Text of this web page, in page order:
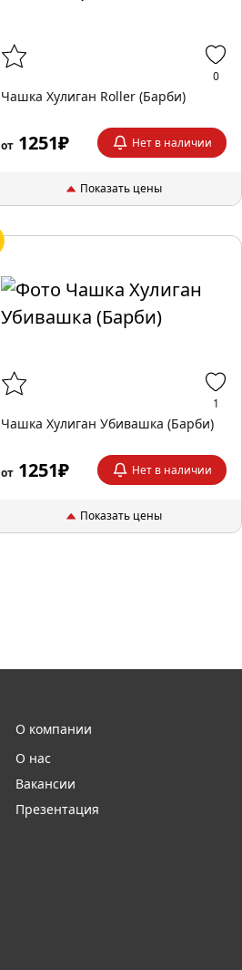
0
Чашка Хулиган Roller (Барби)
от 1251₽ Нет в наличии
Показать цены
1
Чашка Хулиган Убивашка (Барби)
от 1251₽ Нет в наличии
Показать цены
О компании
О нас
Вакансии
Презентация